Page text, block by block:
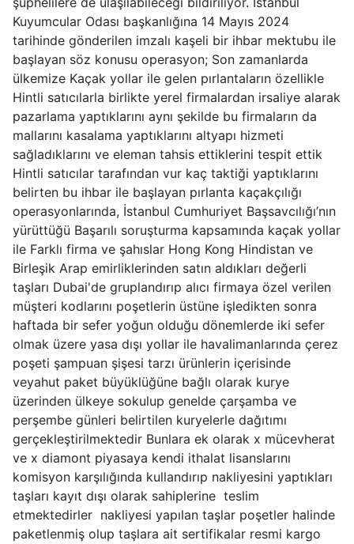
Kuyumcular Odası başkanlığına 14 Mayıs 2024
tarihinde gönderilen imzalı kaşeli bir ihbar mektubu ile
başlayan söz konusu operasyon; Son zamanlarda
ülkemize Kaçak yollar ile gelen pırlantaların özellikle
Hintli satıcılarla birlikte yerel firmalardan irsaliye alarak
pazarlama yaptıklarını aynı şekilde bu firmaların da
mallarını kasalama yaptıklarını altyapı hizmeti
sağladıklarını ve eleman tahsis ettiklerini tespit ettik
Hintli satıcılar tarafından vur kaç taktiği yaptıklarını
belirten bu ihbar ile başlayan pırlanta kaçakçılığı
operasyonlarında, İstanbul Cumhuriyet Başsavcılığı’nın
yürüttüğü Başarılı soruşturma kapsamında kaçak yollar
ile Farklı firma ve şahıslar Hong Kong Hindistan ve
Birleşik Arap emirliklerinden satın aldıkları değerli
taşları Dubai'de gruplandırıp alıcı firmaya özel verilen
müşteri kodlarını poşetlerin üstüne işledikten sonra
haftada bir sefer yoğun olduğu dönemlerde iki sefer
olmak üzere yasa dışı yollar ile havalimanlarında çerez
poşeti şampuan şişesi tarzı ürünlerin içerisinde
veyahut paket büyüklüğüne bağlı olarak kurye
üzerinden ülkeye sokulup genelde çarşamba ve
perşembe günleri belirtilen kuryelerle dağıtımı
gerçekleştirilmektedir Bunlara ek olarak x mücevherat
ve x diamont piyasaya kendi ithalat lisanslarını
komisyon karşılığında kullandırıp nakliyesini yaptıkları
taşları kayıt dışı olarak sahiplerine teslim
etmektedirler nakliyesi yapılan taşlar poşetler halinde
paketlenmiş olup taşlara ait sertifikalar resmi kargo